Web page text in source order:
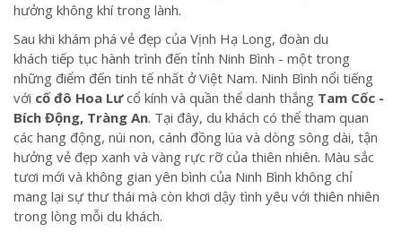
hưởng không khí trong lành.
Sau khi khám phá vẻ đẹp của Vịnh Hạ Long, đoàn du
khách tiếp tục hành trình đến tỉnh Ninh Bình - một trong
những điểm đến tinh tế nhất ở Việt Nam. Ninh Bình nổi tiếng
với cố đô Hoa Lưcổ kính và quần thể danh thắng Tam Cốc -
Bích Động, Tràng An. Tại đây, du khách có thể tham quan
các hang động, núi non, cánh đồng lúa và dòng sông dài, tận
hưởng vẻ đẹp xanh và vàng rực rỡ của thiên nhiên. Màu sắc
tươi mới và không gian yên bình của Ninh Bình không chỉ
mang lại sự thư thái mà còn khơi dậy tình yêu với thiên nhiên
trong lòng mỗi du khách.